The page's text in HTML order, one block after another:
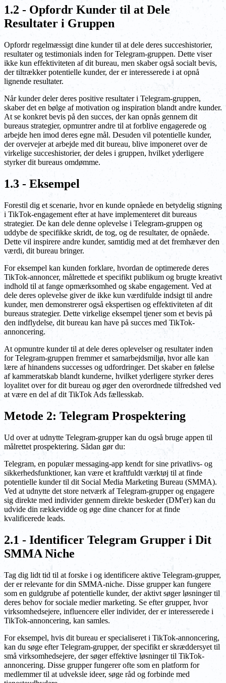
1.2 - Opfordr Kunder til at Dele
Resultater i Gruppen
Opfordr regelmæssigt dine kunder til at dele deres succeshistorier,
resultater og testimonials inden for Telegram-gruppen. Dette viser
ikke kun effektiviteten af dit bureau, men skaber også socialt bevis,
der tiltrækker potentielle kunder, der er interesserede i at opnå
lignende resultater.
Når kunder deler deres positive resultater i Telegram-gruppen,
skaber det en bølge af motivation og inspiration blandt andre kunder.
At se konkret bevis på den succes, der kan opnås gennem dit
bureaus strategier, opmuntrer andre til at forblive engagerede og
arbejde hen imod deres egne mål. Desuden vil potentielle kunder,
der overvejer at arbejde med dit bureau, blive imponeret over de
virkelige succeshistorier, der deles i gruppen, hvilket yderligere
styrker dit bureaus omdømme.
1.3 - Eksempel
Forestil dig et scenarie, hvor en kunde opnåede en betydelig stigning
i TikTok-engagement efter at have implementeret dit bureaus
strategier. De kan dele denne oplevelse i Telegram-gruppen og
uddybe de specifikke skridt, de tog, og de resultater, de opnåede.
Dette vil inspirere andre kunder, samtidig med at det fremhæver den
værdi, dit bureau bringer.
For eksempel kan kunden forklare, hvordan de optimerede deres
TikTok-annoncer, målrettede et specifikt publikum og brugte kreativt
indhold til at fange opmærksomhed og skabe engagement. Ved at
dele deres oplevelse giver de ikke kun værdifulde indsigt til andre
kunder, men demonstrerer også ekspertisen og effektiviteten af dit
bureaus strategier. Dette virkelige eksempel tjener som et bevis på
den indflydelse, dit bureau kan have på succes med TikTok-
annoncering.
At opmuntre kunder til at dele deres oplevelser og resultater inden
for Telegram-gruppen fremmer et samarbejdsmiljø, hvor alle kan
lære af hinandens successes og udfordringer. Det skaber en følelse
af kammeratskab blandt kunderne, hvilket yderligere styrker deres
loyalitet over for dit bureau og øger den overordnede tilfredshed ved
at være en del af dit TikTok Ads fællesskab.
Metode 2: Telegram Prospektering
Ud over at udnytte Telegram-grupper kan du også bruge appen til
målrettet prospektering. Sådan gør du:
Telegram, en populær messaging-app kendt for sine privatlivs- og
sikkerhedsfunktioner, kan være et kraftfuldt værktøj til at finde
potentielle kunder til dit Social Media Marketing Bureau (SMMA).
Ved at udnytte det store netværk af Telegram-grupper og engagere
sig direkte med individer gennem direkte beskeder (DM'er) kan du
udvide din rækkevidde og øge dine chancer for at finde
kvalificerede leads.
2.1 - Identificer Telegram Grupper i Dit
SMMA Niche
Tag dig lidt tid til at forske i og identificere aktive Telegram-grupper,
der er relevante for din SMMA-niche. Disse grupper kan fungere
som en guldgrube af potentielle kunder, der aktivt søger løsninger til
deres behov for sociale medier marketing. Se efter grupper, hvor
virksomhedsejere, influencere eller individer, der er interesserede i
TikTok-annoncering, kan samles.
For eksempel, hvis dit bureau er specialiseret i TikTok-annoncering,
kan du søge efter Telegram-grupper, der specifikt er skræddersyet til
små virksomhedsejere, der søger effektive løsninger til TikTok-
annoncering. Disse grupper fungerer ofte som en platform for
medlemmer til at udveksle ideer, søge råd og forbinde med